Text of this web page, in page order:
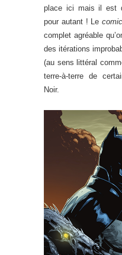
place ici mais il est
pour autant ! Le
complet agréable
des itérations
(au sens littéral
terre-à-terre de
Noir.